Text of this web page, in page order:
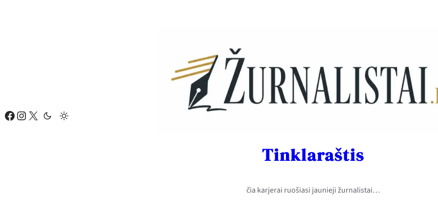
Facebook Instagram X
Tinklaraštis
čia karjerai ruošiasi jaunieji žurnalistai…